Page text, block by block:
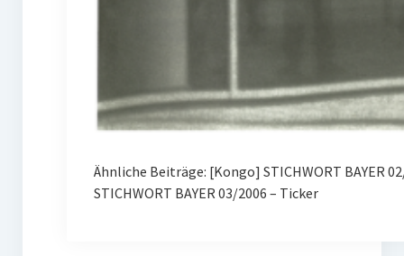
Ähnliche Beiträge: [Kongo] STICHWORT BAYER
STICHWORT BAYER 03/2006 – Ticker